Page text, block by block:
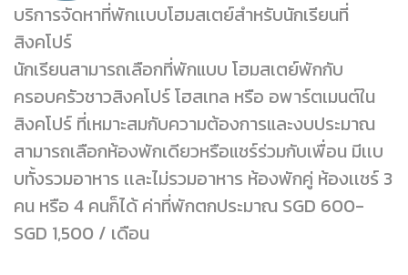
บริการจัดหาที่พักเเบบโฮมสเตย์สำหรับนักเรียนที่
สิงคโปร์
นักเรียนสามารถเลือกที่พักแบบ โฮมสเตย์พักกับ
ครอบครัวชาวสิงคโปร์ โฮสเทล หรือ อพาร์ตเมนต์ใน
สิงคโปร์ ที่เหมาะสมกับความต้องการและงบประมาณ
สามารถเลือกห้องพักเดียวหรือแชร์ร่วมกับเพื่อน มีเเบ
บทั้งรวมอาหาร เเละไม่รวมอาหาร ห้องพักคู่ ห้องเเชร์ 3
คน หรือ 4 คนก็ได้ ค่าที่พักตกประมาณ SGD 600-
SGD 1,500 / เดือน